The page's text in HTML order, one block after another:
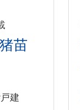
苗
建